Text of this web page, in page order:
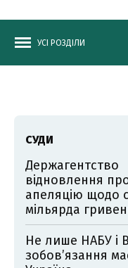
УСІ РОЗДІЛИ
СУДИ
Держагентство
відновлення
апеляцію щодо
мільярда
Не лише НАБУ і
зобов’язання